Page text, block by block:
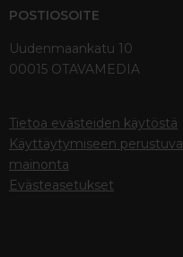
POSTIOSOITE
Uudenmaankatu 10
00015 OTAVAMEDIA
Tietoa evästeiden käytöstä
Käyttäytymiseen perustuva
mainonta
Evästeasetukset